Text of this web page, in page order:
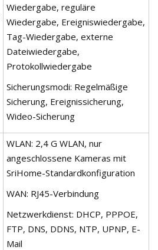
Wiedergabe, reguläre
Wiedergabe, Ereigniswiedergabe,
Tag-Wiedergabe, externe
Dateiwiedergabe,
Protokollwiedergabe
Sicherungsmodi: Regelmäßige
Sicherung, Ereignissicherung,
Wideo-Sicherung
WLAN: 2,4 G WLAN, nur
angeschlossene Kameras mit
SriHome-Standardkonfiguration
WAN: RJ45-Verbindung
Netzwerkdienst: DHCP, PPPOE,
FTP, DNS, DDNS, NTP, UPNP, E-
Mail